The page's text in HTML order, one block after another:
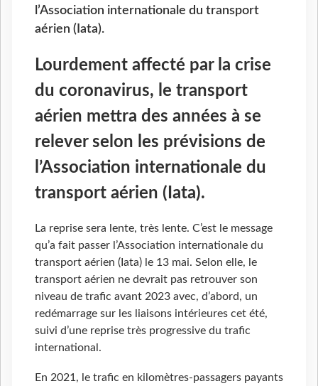
l’Association internationale du transport
aérien (Iata).
Lourdement affecté par la crise
du coronavirus, le transport
aérien mettra des années à se
relever selon les prévisions de
l’Association internationale du
transport aérien (Iata).
La reprise sera lente, très lente. C’est le message
qu’a fait passer l’Association internationale du
transport aérien (Iata) le 13 mai. Selon elle, le
transport aérien ne devrait pas retrouver son
niveau de trafic avant 2023 avec, d’abord, un
redémarrage sur les liaisons intérieures cet été,
suivi d’une reprise très progressive du trafic
international.
En 2021, le trafic en kilomètres-passagers payants